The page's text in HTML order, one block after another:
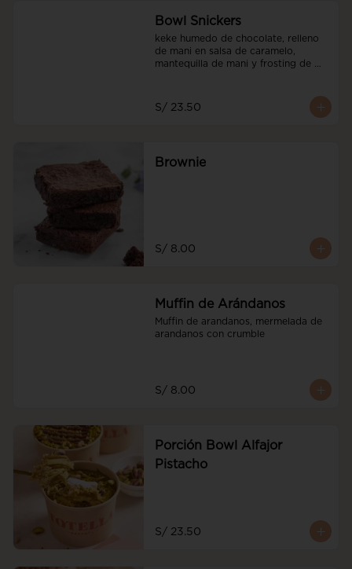
Bowl Snickers
keke humedo de chocolate, relleno
de mani en salsa de caramelo,
mantequilla de mani y frosting de
S/ 23.50
Brownie
S/ 8.00
Muffin de Arándanos
Muffin de arandanos, mermelada de
arandanos con crumble
S/ 8.00
Porción Bowl Alfajor
Pistacho
S/ 23.50